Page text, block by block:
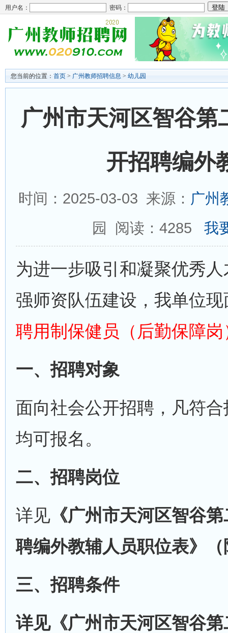
用户名： 密码：
您当前的位置： 首页 > 广州教师招聘信息 > 幼儿园
广州市天河区智谷
开招聘编外
时间：2025-03-03 来源： 广州
园 阅读： 4285 我
为进一步吸引和凝聚优秀
强师资队伍建设，我单位
聘用制保健员（后勤保障岗
一、招聘对象
面向社会公开招聘，凡符
均可报名。
二、招聘岗位
详见 《广州市天河区智谷
聘编外教辅人员职位表》
三、招聘条件
详见《广州市天河区智谷